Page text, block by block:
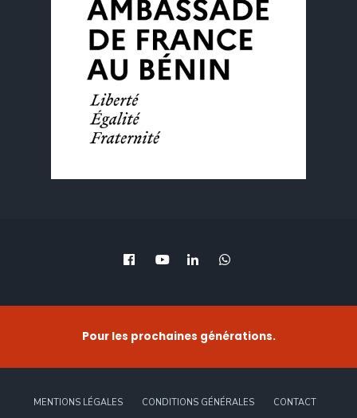
Pour les prochaines générations.
MENTIONS LÉGALES CONDITIONS GÉNÉRALES CONTACT